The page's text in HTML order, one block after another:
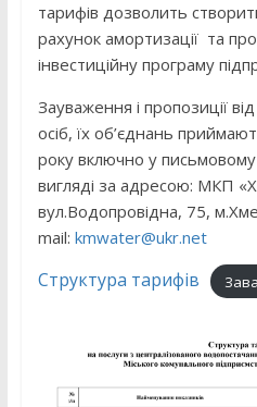
тарифів дозволить
рахунок амортизації та
інвестиційну програму
Зауваження і пропозиції
осіб, їх об’єднань
року включно у
вигляді за адресою: МКП
вул.Водопровідна, 75,
mail: kmwater@ukr.net
Структура тарифів